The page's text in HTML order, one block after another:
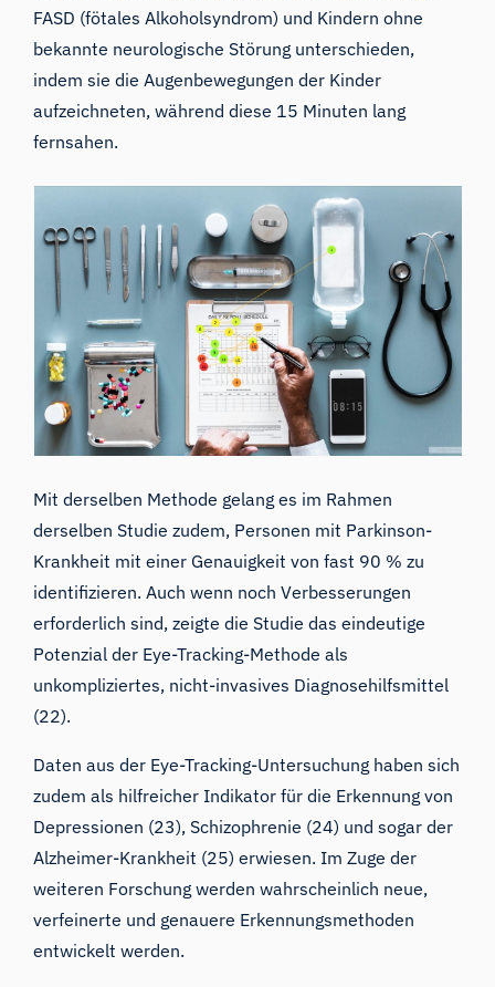
FASD (fötales Alkoholsyndrom) und Kindern ohne
bekannte neurologische Störung unterschieden,
indem sie die Augenbewegungen der Kinder
aufzeichneten, während diese 15 Minuten lang
fernsahen.
Mit derselben Methode gelang es im Rahmen
derselben Studie zudem, Personen mit Parkinson-
Krankheit mit einer Genauigkeit von fast 90 % zu
identifizieren. Auch wenn noch Verbesserungen
erforderlich sind, zeigte die Studie das eindeutige
Potenzial der Eye-Tracking-Methode als
unkompliziertes, nicht-invasives Diagnosehilfsmittel
(22).
Daten aus der Eye-Tracking-Untersuchung haben sich
zudem als hilfreicher Indikator für die Erkennung von
Depressionen (23), Schizophrenie (24) und sogar der
Alzheimer-Krankheit (25) erwiesen. Im Zuge der
weiteren Forschung werden wahrscheinlich neue,
verfeinerte und genauere Erkennungsmethoden
entwickelt werden.